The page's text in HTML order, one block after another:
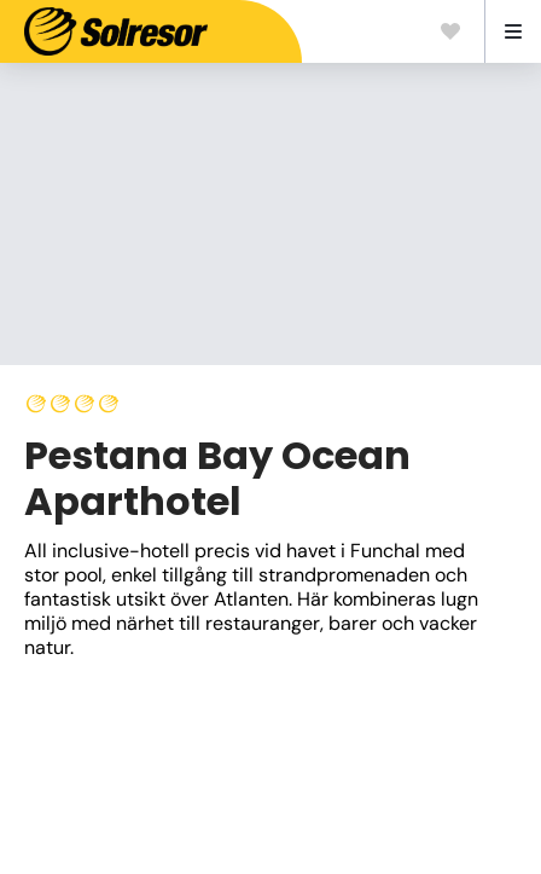
Pestana Bay Ocean
Aparthotel
All inclusive-hotell precis vid havet i Funchal med
stor pool, enkel tillgång till strandpromenaden och
fantastisk utsikt över Atlanten. Här kombineras lugn
miljö med närhet till restauranger, barer och vacker
natur.